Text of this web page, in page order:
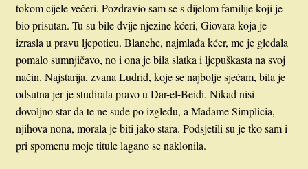
tokom cijele večeri. Pozdravio sam se s dijelom familije koji je
bio prisutan. Tu su bile dvije njezine kćeri, Giovara koja je
izrasla u pravu ljepoticu. Blanche, najmlađa kćer, me je gledala
pomalo sumnjičavo, no i ona je bila slatka i ljepuškasta na svoj
način. Najstarija, zvana Ludrid, koje se najbolje sjećam, bila je
odsutna jer je studirala pravo u Dar-el-Beidi. Nikad nisi
dovoljno star da te ne sude po izgledu, a Madame Simplicia,
njihova nona, morala je biti jako stara. Podsjetili su je tko sam i
pri spomenu moje titule lagano se naklonila.